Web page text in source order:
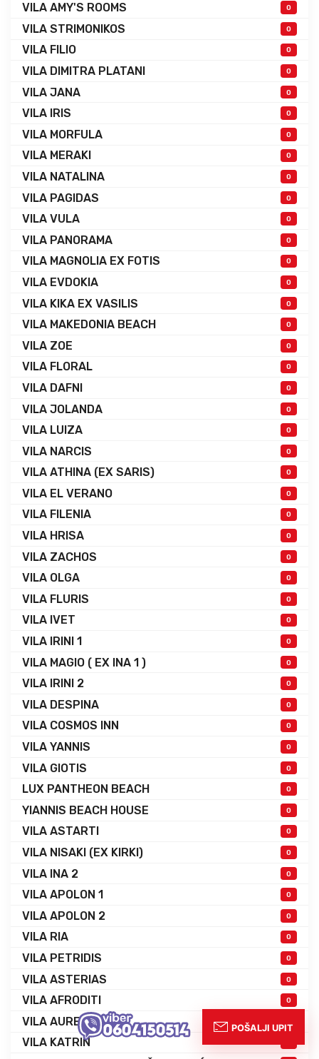
VILA AMY'S ROOMS 0
VILA STRIMONIKOS 0
VILA FILIO 0
VILA DIMITRA PLATANI 0
VILA JANA 0
VILA IRIS 0
VILA MORFULA 0
VILA MERAKI 0
VILA NATALINA 0
VILA PAGIDAS 0
VILA VULA 0
VILA PANORAMA 0
VILA MAGNOLIA EX FOTIS 0
VILA EVDOKIA 0
VILA KIKA EX VASILIS 0
VILA MAKEDONIA BEACH 0
VILA ZOE 0
VILA FLORAL 0
VILA DAFNI 0
VILA JOLANDA 0
VILA LUIZA 0
VILA NARCIS 0
VILA ATHINA (EX SARIS) 0
VILA EL VERANO 0
VILA FILENIA 0
VILA HRISA 0
VILA ZACHOS 0
VILA OLGA 0
VILA FLURIS 0
VILA IVET 0
VILA IRINI 1 0
VILA MAGIO ( EX INA 1 ) 0
VILA IRINI 2 0
VILA DESPINA 0
VILA COSMOS INN 0
VILA YANNIS 0
VILA GIOTIS 0
LUX PANTHEON BEACH 0
YIANNIS BEACH HOUSE 0
VILA ASTARTI 0
VILA NISAKI (EX KIRKI) 0
VILA INA 2 0
VILA APOLON 1 0
VILA APOLON 2 0
VILA RIA 0
VILA PETRIDIS 0
VILA ASTERIAS 0
VILA AFRODITI 0
VILA AURELIUS
VILA KATRIN